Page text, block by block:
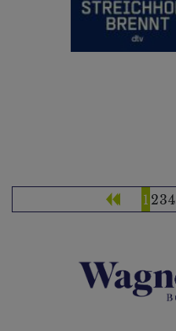
1 234